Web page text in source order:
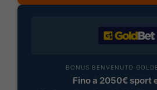
BONUS BENVENUTO
Fino a 2050€ sport